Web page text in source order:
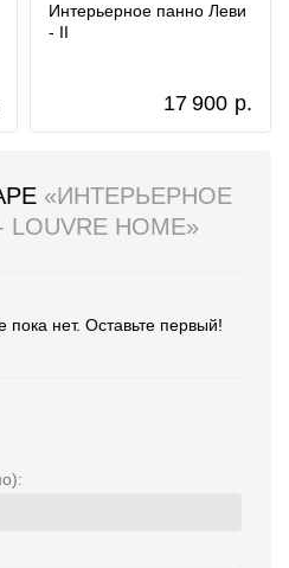
Интерьерное панно Леви
- II
17 900 р.
«ИНТЕРЬЕРНОЕ
HOME»
нет. Оставьте первый!